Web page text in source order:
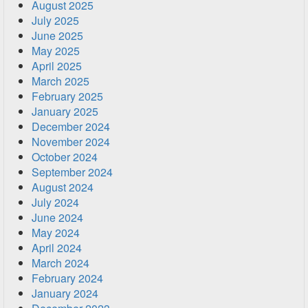
August 2025
July 2025
June 2025
May 2025
April 2025
March 2025
February 2025
January 2025
December 2024
November 2024
October 2024
September 2024
August 2024
July 2024
June 2024
May 2024
April 2024
March 2024
February 2024
January 2024